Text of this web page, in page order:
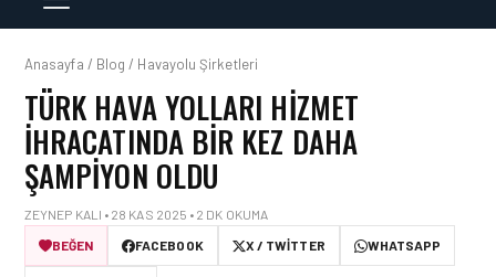
Anasayfa / Blog / Havayolu Şirketleri
TÜRK HAVA YOLLARI HIZMET
İHRACATINDA BIR KEZ DAHA
ŞAMPIYON OLDU
ZEYNEP KALI • 28 KAS 2025 • 2 DK OKUMA
BEĞEN
FACEBOOK X / TWITTER WHATSAPP